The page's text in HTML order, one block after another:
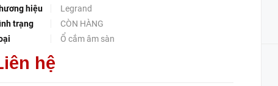
hiệu
Legrand
trạng
CÒN HÀNG
Ổ cắm âm sàn
hệ